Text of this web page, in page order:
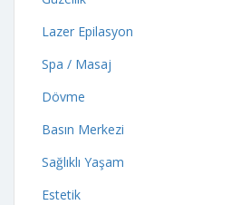
Lazer Epilasyon
Spa / Masaj
Dövme
Basın Merkezi
Sağlıklı Yaşam
Estetik